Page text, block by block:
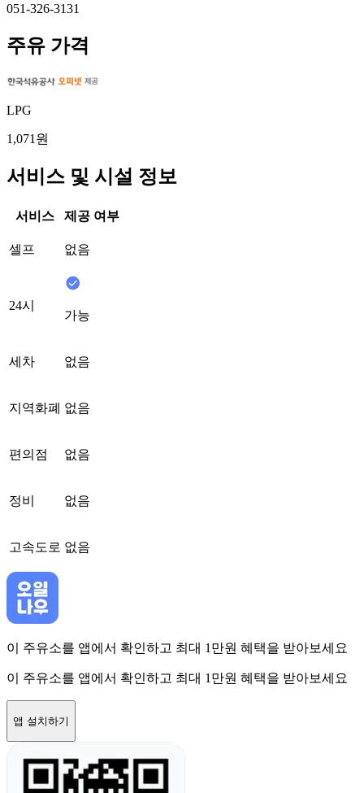
051-326-3131
주유 가격
LPG
1,071원
서비스 및 시설 정보
서비스 제공 여부
셀프 없음
24시
가능
세차 없음
지역화폐 없음
편의점 없음
정비 없음
고속도로 없음
이 주유소를 앱에서 확인하고 최대 1만원 혜택을 받아보세요
이 주유소를 앱에서 확인하고 최대 1만원 혜택을 받아보세요
앱 설치하기